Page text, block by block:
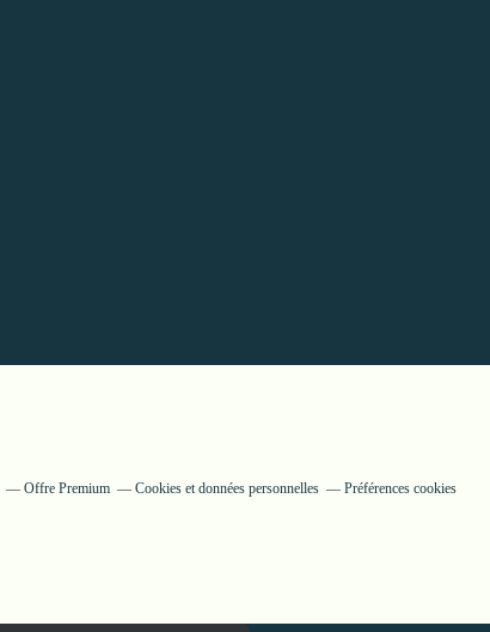
Offre Premium Cookies et données personnelles Préférences cookies